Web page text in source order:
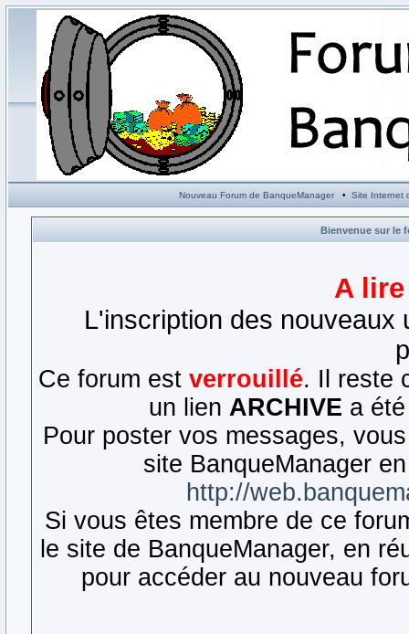
Nouveau Forum de BanqueManager• Site Internet
Bienvenue sur le
A
L'inscription des
Ce forum est verrouillé. Il reste
un lien ARCHIVE a
Pour poster vos messages,
site BanqueManager
http://
Si vous êtes membre de ce
le site de BanqueManager, en
pour accéder au nouveau